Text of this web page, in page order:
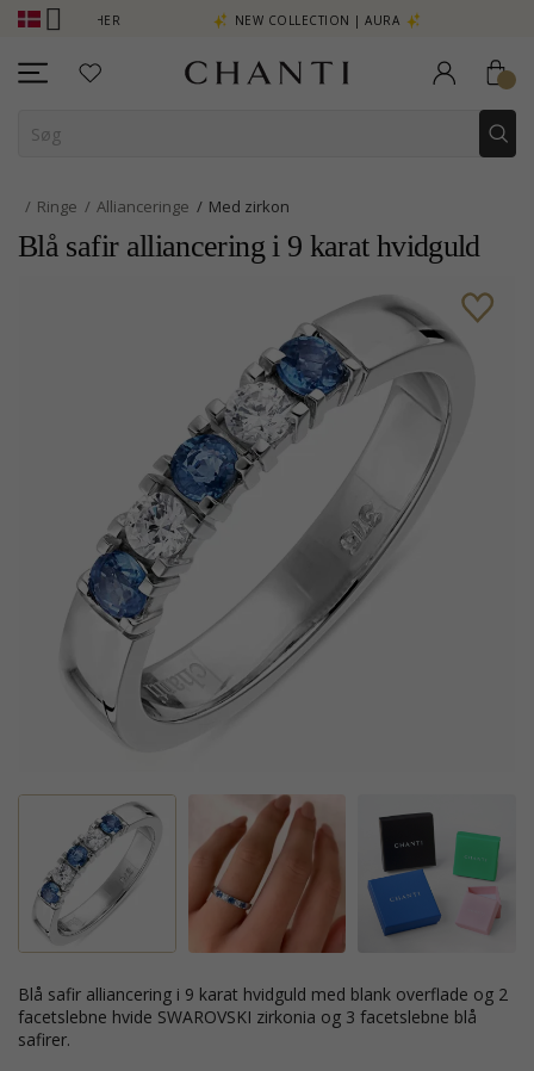
- KLIK HER NEW COLLECTION | AURA
Ringe Allianceringe Med zirkon
Blå safir alliancering i 9 karat hvidguld
blå safir alliancering i 9 karat hvidguld med blank overflade og 2
facetslebne hvide SWAROVSKI zirkonia og 3 facetslebne blå
safirer.